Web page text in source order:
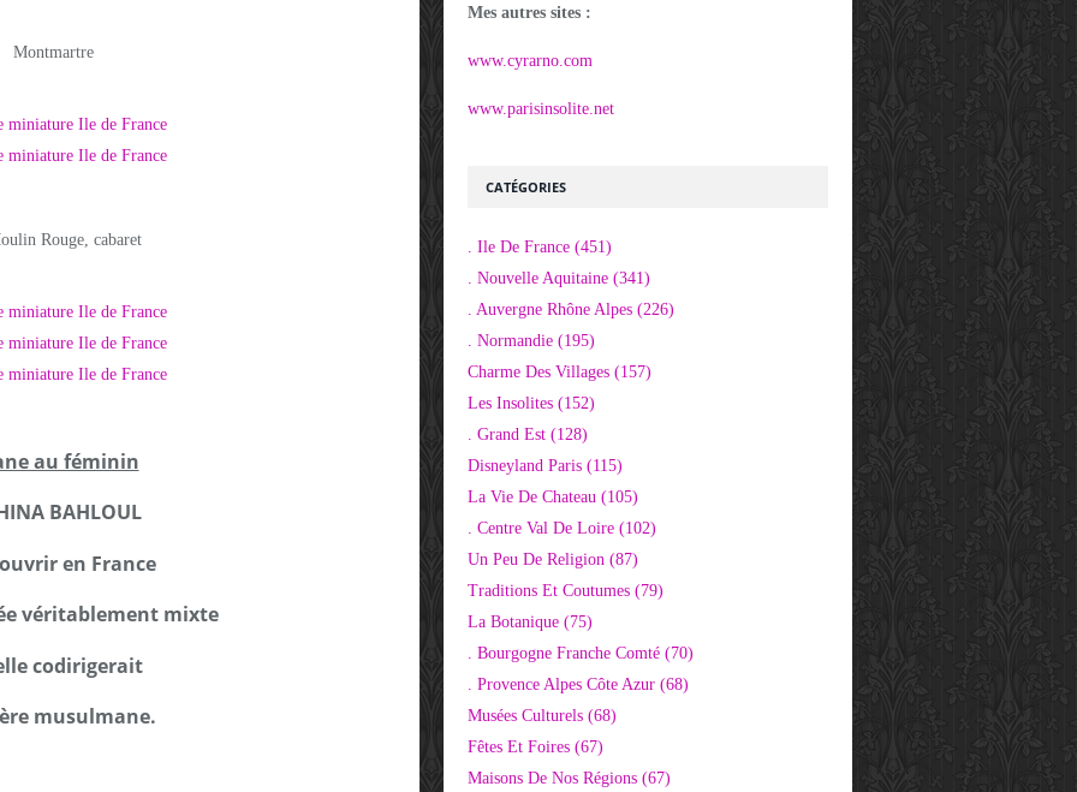
Montmartre
Rouge, cabaret
au féminin
BAHLOUL
en France
véritablement mixte
codirigerait
musulmane.
CATÉGORIES
. Ile De France (451)
. Nouvelle Aquitaine (341)
. Auvergne Rhône Alpes (226)
. Normandie (195)
Charme Des Villages (157)
Les Insolites (152)
. Grand Est (128)
Disneyland Paris (115)
La Vie De Chateau (105)
. Centre Val De Loire (102)
Un Peu De Religion (87)
Traditions Et Coutumes (79)
La Botanique (75)
. Bourgogne Franche Comté (70)
. Provence Alpes Côte Azur (68)
Musées Culturels (68)
Fêtes Et Foires (67)
Maisons De Nos Régions (67)
Mes autres sites :
www.cyrarno.com
www.parisinsolite.net